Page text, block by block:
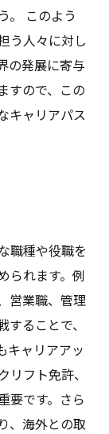
。 このよう
う人々に対し
の発展に寄与
すので、この
キャリアパス
職種や役職を
られます。例
営業職、管理
ることで、
キャリアアッ
リフト免許、
要です。さら
、海外との取